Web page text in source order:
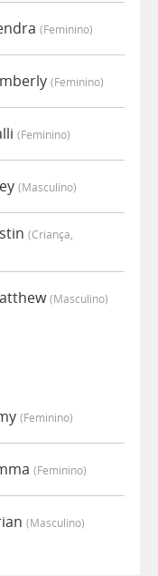
(feminino)
(feminino)
(feminino)
(masculino)
(criança,
(masculino)
(feminino)
(feminino)
(masculino)